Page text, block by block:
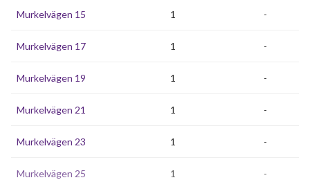
Murkelvägen 15 1 -
Murkelvägen 17 1 -
Murkelvägen 19 1 -
Murkelvägen 21 1 -
Murkelvägen 23 1 -
Murkelvägen 25 1 -